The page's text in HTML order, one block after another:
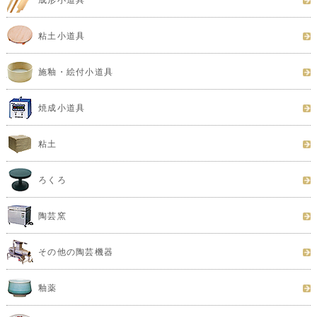
粘土小道具
施釉・絵付小道具
焼成小道具
粘土
ろくろ
陶芸窯
その他の陶芸機器
釉薬